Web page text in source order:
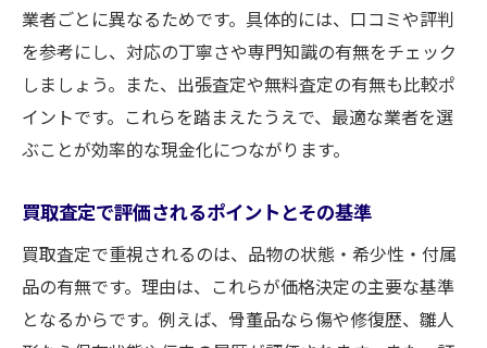
時期による買取価格の違いと注意点
信頼できる買取業者との付き合い方
伝統工芸品を納得して手放すポイント
伝統工芸品の買取で重視される査定基準
伝統工芸品買取で評価されるポイント紹介
適正価格で手放すための準備と心構え
買取に役立つ伝統工芸品の知識を深める
安心して伝統工芸品を現金化するコツ
業者ごとに異なるためです。具体的には、口コミや評判
を参考にし、対応の丁寧さや専門知識の有無をチェック
しましょう。また、出張査定や無料査定の有無も比較ポ
イントです。これらを踏まえたうえで、最適な業者を選
ぶことが効率的な現金化につながります。
買取査定で評価されるポイントとその基準
買取査定で重視されるのは、品物の状態・希少性・付属
品の有無です。理由は、これらが価格決定の主要な基準
となるからです。例えば、骨董品なら傷や修復歴、雛人